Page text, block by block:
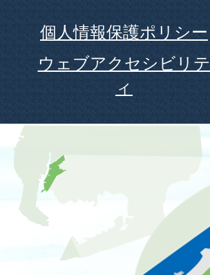
個人情報保護ポリシー
ウェブアクセシビリテ
ィ